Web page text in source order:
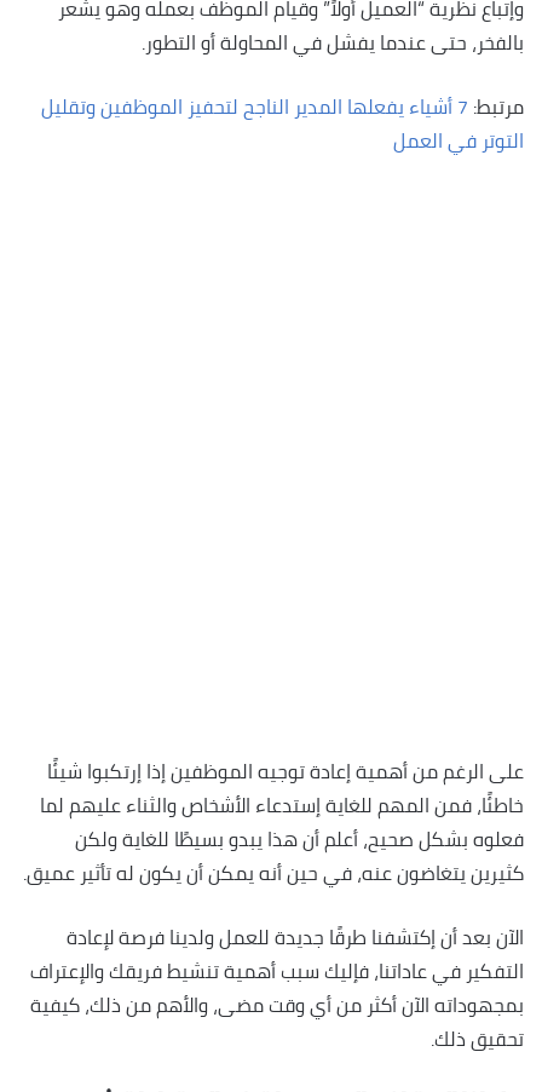
وإتباع نظرية “العميل أولاً” وقيام الموظف بعمله وهو يشعر
بالفخر، حتى عندما يفشل في المحاولة أو التطور.
مرتبط: 7 أشياء يفعلها المدير الناجح لتحفيز الموظفين وتقليل
التوتر في العمل
على الرغم من أهمية إعادة توجيه الموظفين إذا إرتكبوا شيئًا
خاطئًا، فمن المهم للغاية إستدعاء الأشخاص والثناء عليهم لما
فعلوه بشكل صحيح، أعلم أن هذا يبدو بسيطًا للغاية ولكن
كثيرين يتغاضون عنه، في حين أنه يمكن أن يكون له تأثير عميق.
الآن بعد أن إكتشفنا طرقًا جديدة للعمل ولدينا فرصة لإعادة
التفكير في عاداتنا، فإليك سبب أهمية تنشيط فريقك والإعتراف
بمجهوداته الآن أكثر من أي وقت مضى، والأهم من ذلك، كيفية
تحقيق ذلك.